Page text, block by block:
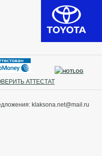
АТТЕСТАТ
klaksona.net@mail.ru